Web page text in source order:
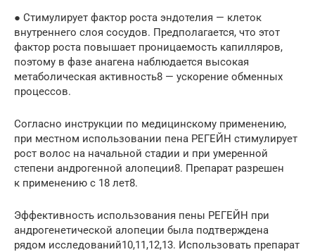
● Стимулирует фактор роста эндотелия — клеток
внутреннего слоя сосудов. Предполагается, что этот
фактор роста повышает проницаемость капилляров,
поэтому в фазе анагена наблюдается высокая
метаболическая активность8 — ускорение обменных
процессов.
Согласно инструкции по медицинскому применению,
при местном использовании пена РЕГЕЙН стимулирует
рост волос на начальной стадии и при умеренной
степени андрогенной алопеции8. Препарат разрешен
к применению с 18 лет8.
Эффективность использования пены РЕГЕЙН при
андрогенетической алопеции была подтверждена
рядом исследований10,11,12,13. Использовать препарат